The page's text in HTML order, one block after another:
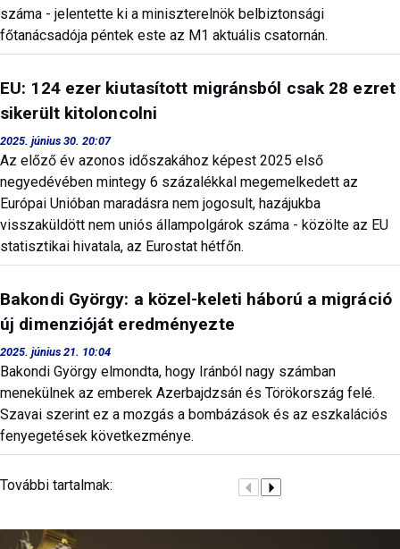
száma - jelentette ki a miniszterelnök belbiztonsági
főtanácsadója péntek este az M1 aktuális csatornán.
EU: 124 ezer kiutasított migránsból csak 28 ezret
sikerült kitoloncolni
2025. június 30. 20:07
Az előző év azonos időszakához képest 2025 első
negyedévében mintegy 6 százalékkal megemelkedett az
Európai Unióban maradásra nem jogosult, hazájukba
visszaküldött nem uniós állampolgárok száma - közölte az EU
statisztikai hivatala, az Eurostat hétfőn.
Bakondi György: a közel-keleti háború a migráció
új dimenzióját eredményezte
2025. június 21. 10:04
Bakondi György elmondta, hogy Iránból nagy számban
menekülnek az emberek Azerbajdzsán és Törökország felé.
Szavai szerint ez a mozgás a bombázások és az eszkalációs
fenyegetések következménye.
További tartalmak: